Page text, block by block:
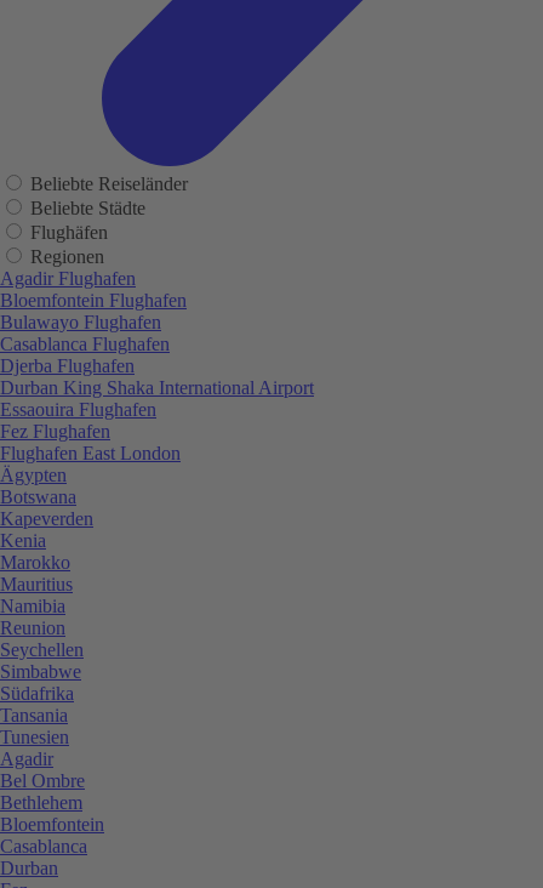
Beliebte Reiseländer
Beliebte Städte
Flughäfen
Regionen
Agadir Flughafen
Bloemfontein Flughafen
Bulawayo Flughafen
Casablanca Flughafen
Djerba Flughafen
Durban King Shaka International Airport
Essaouira Flughafen
Fez Flughafen
Flughafen East London
Ägypten
Botswana
Kapeverden
Kenia
Marokko
Mauritius
Namibia
Reunion
Seychellen
Simbabwe
Südafrika
Tansania
Tunesien
Agadir
Bel Ombre
Bethlehem
Bloemfontein
Casablanca
Durban